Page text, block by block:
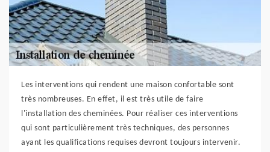
Les interventions qui rendent une maison confortable sont
très nombreuses. En effet, il est très utile de faire
l'installation des cheminées. Pour réaliser ces interventions
qui sont particulièrement très techniques, des personnes
ayant les qualifications requises devront toujours intervenir.